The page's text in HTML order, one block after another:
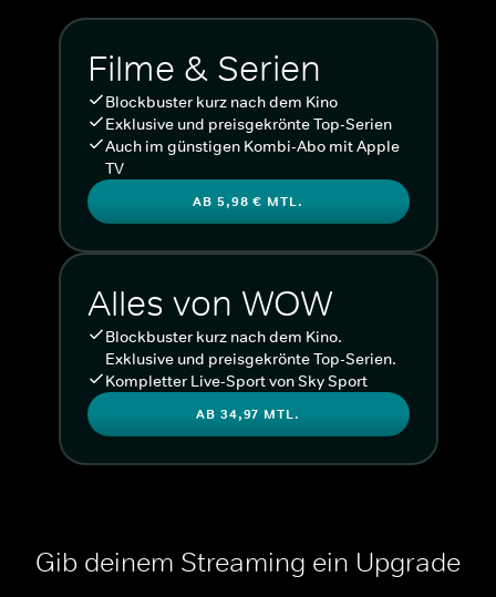
Filme & Serien
Blockbuster kurz nach dem Kino
Exklusive und preisgekrönte Top-Serien
Auch im günstigen Kombi-Abo mit Apple
TV
AB 5,98 € MTL.
Alles von WOW
Blockbuster kurz nach dem Kino.
Exklusive und preisgekrönte Top-Serien.
Kompletter Live-Sport von Sky Sport
AB 34,97 MTL.
Gib deinem Streaming ein Upgrade